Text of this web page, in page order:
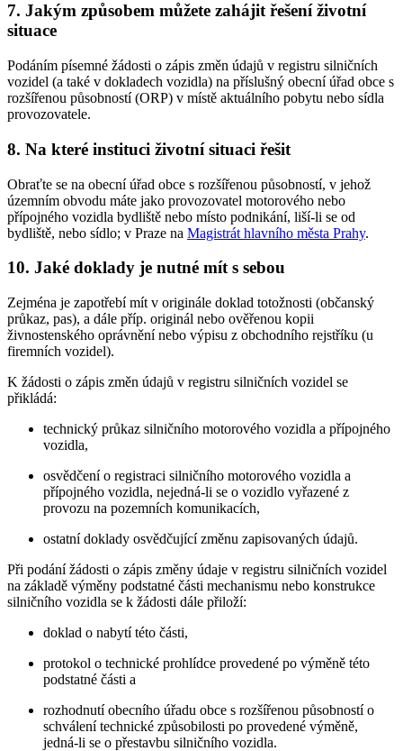
7. Jakým způsobem můžete zahájit řešení životní
situace
Podáním písemné žádosti o zápis změn údajů v registru silničních
vozidel (a také v dokladech vozidla) na příslušný obecní úřad obce s
rozšířenou působností (ORP) v místě aktuálního pobytu nebo sídla
provozovatele.
8. Na které instituci životní situaci řešit
Obraťte se na obecní úřad obce s rozšířenou působností, v jehož
územním obvodu máte jako provozovatel motorového nebo
přípojného vozidla bydliště nebo místo podnikání, liší-li se od
bydliště, nebo sídlo; v Praze na Magistrát hlavního města Prahy.
10. Jaké doklady je nutné mít s sebou
Zejména je zapotřebí mít v originále doklad totožnosti (občanský
průkaz, pas), a dále příp. originál nebo ověřenou kopii
živnostenského oprávnění nebo výpisu z obchodního rejstříku (u
firemních vozidel).
K žádosti o zápis změn údajů v registru silničních vozidel se
přikládá:
technický průkaz silničního motorového vozidla a přípojného
vozidla,
osvědčení o registraci silničního motorového vozidla a
přípojného vozidla, nejedná-li se o vozidlo vyřazené z
provozu na pozemních komunikacích,
ostatní doklady osvědčující změnu zapisovaných údajů.
Při podání žádosti o zápis změny údaje v registru silničních vozidel
na základě výměny podstatné části mechanismu nebo konstrukce
silničního vozidla se k žádosti dále přiloží:
doklad o nabytí této části,
protokol o technické prohlídce provedené po výměně této
podstatné části a
rozhodnutí obecního úřadu obce s rozšířenou působností o
schválení technické způsobilosti po provedené výměně,
jedná-li se o přestavbu silničního vozidla.